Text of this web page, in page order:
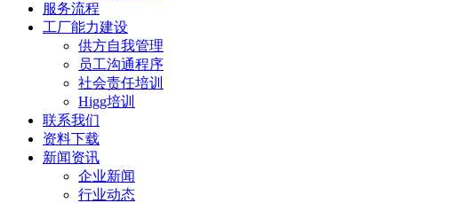
服务流程
工厂能力建设
供方自我管理
员工沟通程序
社会责任培训
Higg培训
联系我们
资料下载
新闻资讯
企业新闻
行业动态